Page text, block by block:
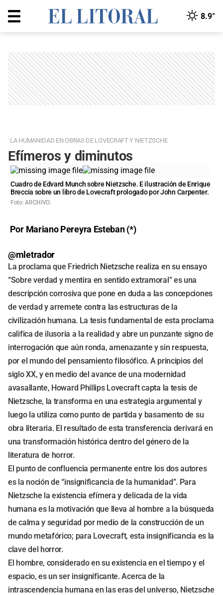
8.9°
LA HUMANIDAD EN OBRAS DE LOVECRAFT Y NIETZSCHE
Efímeros y diminutos
Cuadro de Edvard Munch sobre Nietzsche. E ilustración de Enrique
Breccia sobre un libro de Lovecraft prologado por John Carpenter.
Foto: ARCHIVO.
Por Mariano Pereyra Esteban (*)
@mletrador
La proclama que Friedrich Nietzsche realiza en su ensayo
“Sobre verdad y mentira en sentido extramoral” es una
descripción corrosiva que pone en duda a las concepciones
de verdad y arremete contra las estructuras de la
civilización humana. La tesis fundamental de esta proclama
califica de ilusoria a la realidad y abre un punzante signo de
interrogación que aún ronda, amenazante y sin respuesta,
por el mundo del pensamiento filosófico. A principios del
siglo XX, y en medio del avance de una modernidad
avasallante, Howard Phillips Lovecraft capta la tesis de
Nietzsche, la transforma en una estrategia argumental y
luego la utiliza como punto de partida y basamento de su
obra literaria. El resultado de esta transferencia derivará en
una transformación histórica dentro del género de la
literatura de horror.
El punto de confluencia permanente entre los dos autores
es la noción de “insignificancia de la humanidad”. Para
Nietzsche la existencia efímera y delicada de la vida
humana es la motivación que lleva al hombre a la búsqueda
de calma y seguridad por medio de la construcción de un
mundo metafórico; para Lovecraft, esta insignificancia es la
clave del horror.
El hombre, considerado en su existencia en el tiempo y el
espacio, es un ser insignificante. Acerca de la
intrascendencia humana en las eras del universo, Nietzsche